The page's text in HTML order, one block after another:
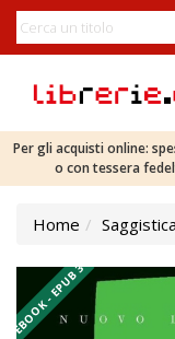
Per gli acquisti online:
o con tessera
Home Saggistica
EBOOK - EPUB 3